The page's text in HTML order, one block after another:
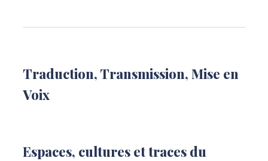
Traduction, Transmission, Mise en
Voix
Espaces, cultures et traces du